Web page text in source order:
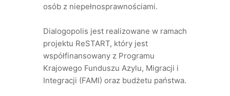
osób z niepełnosprawnościami.
Dialogopolis jest realizowane w ramach
projektu ReSTART, który jest
współfinansowany z Programu
Krajowego Funduszu Azylu, Migracji i
Integracji (FAMI) oraz budżetu państwa.